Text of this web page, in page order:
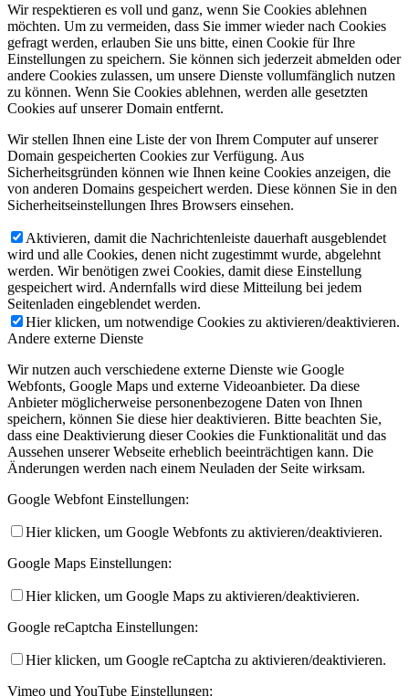
Wir respektieren es voll und ganz, wenn Sie Cookies ablehnen
möchten. Um zu vermeiden, dass Sie immer wieder nach Cookies
gefragt werden, erlauben Sie uns bitte, einen Cookie für Ihre
Einstellungen zu speichern. Sie können sich jederzeit abmelden oder
andere Cookies zulassen, um unsere Dienste vollumfänglich nutzen
zu können. Wenn Sie Cookies ablehnen, werden alle gesetzten
Cookies auf unserer Domain entfernt.
Wir stellen Ihnen eine Liste der von Ihrem Computer auf unserer
Domain gespeicherten Cookies zur Verfügung. Aus
Sicherheitsgründen können wie Ihnen keine Cookies anzeigen, die
von anderen Domains gespeichert werden. Diese können Sie in den
Sicherheitseinstellungen Ihres Browsers einsehen.
Aktivieren, damit die Nachrichtenleiste dauerhaft ausgeblendet
wird und alle Cookies, denen nicht zugestimmt wurde, abgelehnt
werden. Wir benötigen zwei Cookies, damit diese Einstellung
gespeichert wird. Andernfalls wird diese Mitteilung bei jedem
Seitenladen eingeblendet werden.
Hier klicken, um notwendige Cookies zu aktivieren/deaktivieren.
Andere externe Dienste
Wir nutzen auch verschiedene externe Dienste wie Google
Webfonts, Google Maps und externe Videoanbieter. Da diese
Anbieter möglicherweise personenbezogene Daten von Ihnen
speichern, können Sie diese hier deaktivieren. Bitte beachten Sie,
dass eine Deaktivierung dieser Cookies die Funktionalität und das
Aussehen unserer Webseite erheblich beeinträchtigen kann. Die
Änderungen werden nach einem Neuladen der Seite wirksam.
Google Webfont Einstellungen:
Hier klicken, um Google Webfonts zu aktivieren/deaktivieren.
Google Maps Einstellungen:
Hier klicken, um Google Maps zu aktivieren/deaktivieren.
Google reCaptcha Einstellungen:
Hier klicken, um Google reCaptcha zu aktivieren/deaktivieren.
Vimeo und YouTube Einstellungen: